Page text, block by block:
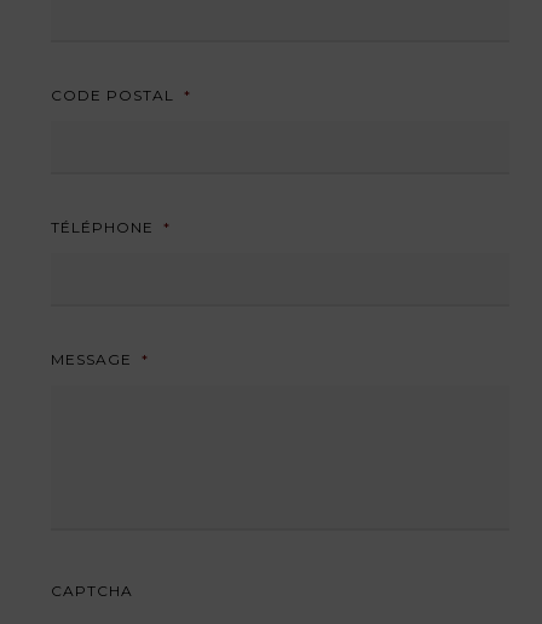
CODE POSTAL *
TÉLÉPHONE *
MESSAGE *
CAPTCHA